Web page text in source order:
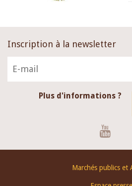
Inscription à la newsletter
Plus d'informations ?
Marchés publics et